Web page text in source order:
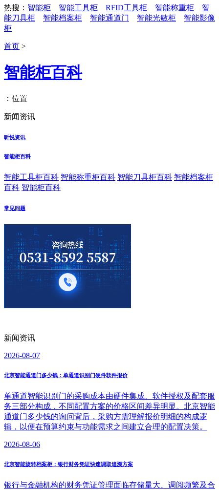
热搜： 智能柜 智能工具柜 RFID工具柜 智能称重柜
智
能刀具柜
智能档案柜 智能通道门 智能光敏柜
智能影像
柜
首页 >
智能柜百科
：位置
新闻资讯
昕悦资讯
智能柜百科
智能工具柜百科 智能称重柜百科 智能刀具柜百科 智能档案柜
百科 智能柜百科
常见问题
新闻资讯
2026-08-07
北京智能通道门多少钱：单通道识别门硬件软件报价
单通道智能识别门的采购成本由硬件集成、软件授权及配套服
务三部分构成，不同配置方案的价格区间差异明显。北京智能
通道门多少钱的询问背后，采购方需理解报价明细的构成逻
辑，以便在预算约束与功能需求之间建立合理的配置决策。
2026-08-06
北京智能旋转档案柜：银行财务凭证快速调取追溯方案
银行与金融机构的财务凭证管理面临存储量大、调阅频繁及合